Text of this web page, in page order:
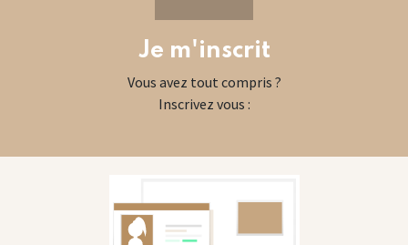
Je m'inscrit
Vous avez tout compris ?
Inscrivez vous :